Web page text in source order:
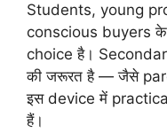
Students, young
conscious buyers
choice है।
की जरूरत है — जैसे
इस device में
हैं।